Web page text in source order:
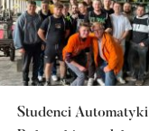
Studenci